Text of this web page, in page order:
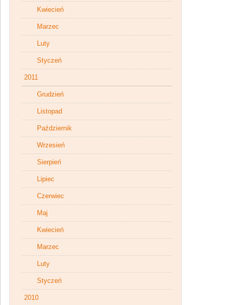
Kwiecień
Marzec
Luty
Styczeń
2011
Grudzień
Listopad
Październik
Wrzesień
Sierpień
Lipiec
Czerwiec
Maj
Kwiecień
Marzec
Luty
Styczeń
2010